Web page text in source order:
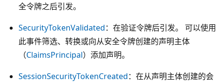
全令牌之后引发。
SecurityTokenValidated：在验证令牌后引发。 可以使用
此事件筛选、转换或向从安全令牌创建的声明主体
（ClaimsPrincipal）添加声明。
SessionSecurityTokenCreated：在从声明主体创建的会